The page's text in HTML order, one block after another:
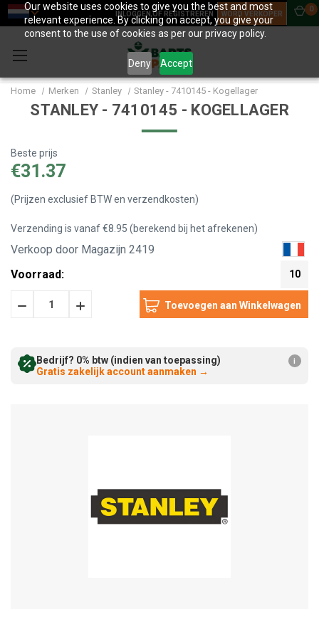
Our website uses cookies to give you the best and most
relevant experience. By clicking on accept, you give your
consent to the use of cookies as per our privacy policy.
Deny Accept
INLOGGEN OF REGISTREREN WORD VERKOPER
0
Home Merken Stanley Stanley - 7410145 - Kogellager
STANLEY - 7410145 - KOGELLAGER
Beste prijs
€31.37
(Prijzen exclusief BTW en verzendkosten)
Verzending is vanaf €8.95 (berekend bij het afrekenen)
Verkoop door Magazijn 2419
Voorraad:
10
HoeveelheidHoeveelheid
Bedrijf? 0% btw (indien van toepassing)
Gratis zakelijk account aanmaken →
i